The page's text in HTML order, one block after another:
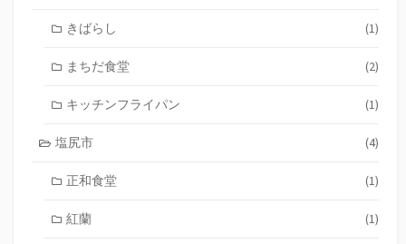
きばらし (1)
まちだ食堂 (2)
キッチンフライパン (1)
塩尻市 (4)
正和食堂 (1)
紅蘭 (1)